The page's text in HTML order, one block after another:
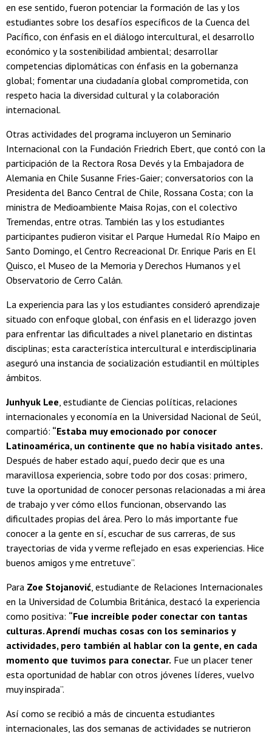
en ese sentido, fueron potenciar la formación de las y los
estudiantes sobre los desafíos específicos de la Cuenca del
Pacífico, con énfasis en el diálogo intercultural, el desarrollo
económico y la sostenibilidad ambiental; desarrollar
competencias diplomáticas con énfasis en la gobernanza
global; fomentar una ciudadanía global comprometida, con
respeto hacia la diversidad cultural y la colaboración
internacional.
Otras actividades del programa incluyeron un Seminario
Internacional con la Fundación Friedrich Ebert, que contó con la
participación de la Rectora Rosa Devés y la Embajadora de
Alemania en Chile Susanne Fries-Gaier; conversatorios con la
Presidenta del Banco Central de Chile, Rossana Costa; con la
ministra de Medioambiente Maisa Rojas, con el colectivo
Tremendas, entre otras. También las y los estudiantes
participantes pudieron visitar el Parque Humedal Río Maipo en
Santo Domingo, el Centro Recreacional Dr. Enrique Paris en El
Quisco, el Museo de la Memoria y Derechos Humanos y el
Observatorio de Cerro Calán.
La experiencia para las y los estudiantes consideró aprendizaje
situado con enfoque global, con énfasis en el liderazgo joven
para enfrentar las dificultades a nivel planetario en distintas
disciplinas; esta característica intercultural e interdisciplinaria
aseguró una instancia de socialización estudiantil en múltiples
ámbitos.
Junhyuk Lee, estudiante de Ciencias políticas, relaciones
internacionales y economía en la Universidad Nacional de Seúl,
compartió: “Estaba muy emocionado por conocer
Latinoamérica, un continente que no había visitado antes.
Después de haber estado aquí, puedo decir que es una
maravillosa experiencia, sobre todo por dos cosas: primero,
tuve la oportunidad de conocer personas relacionadas a mi área
de trabajo y ver cómo ellos funcionan, observando las
dificultades propias del área. Pero lo más importante fue
conocer a la gente en sí, escuchar de sus carreras, de sus
trayectorias de vida y verme reflejado en esas experiencias. Hice
buenos amigos y me entretuve”.
Para Zoe Stojanović, estudiante de Relaciones Internacionales
en la Universidad de Columbia Británica, destacó la experiencia
como positiva: “Fue increíble poder conectar con tantas
culturas. Aprendí muchas cosas con los seminarios y
actividades, pero también al hablar con la gente, en cada
momento que tuvimos para conectar. Fue un placer tener
esta oportunidad de hablar con otros jóvenes líderes, vuelvo
muy inspirada”.
Así como se recibió a más de cincuenta estudiantes
internacionales, las dos semanas de actividades se nutrieron